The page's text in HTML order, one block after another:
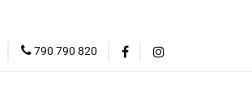
790 790 820
Pick-up